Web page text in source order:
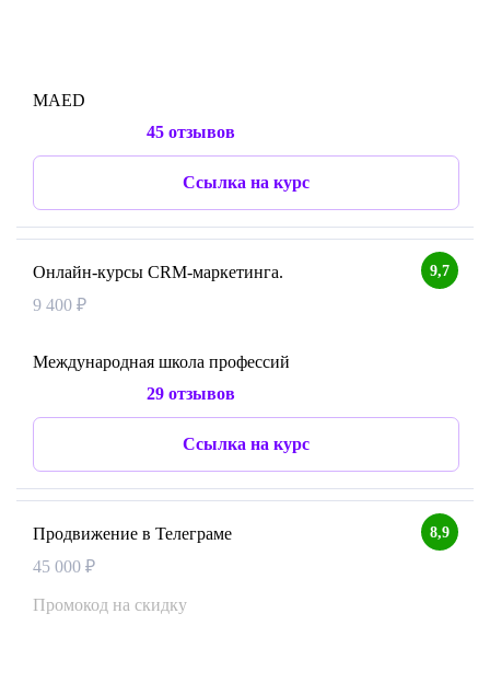
MAED
45 отзывов
Ссылка на курс
9,7
Онлайн-курсы CRM-маркетинга.
9 400 ₽
Международная школа профессий
29 отзывов
Ссылка на курс
8,9
Продвижение в Телеграме
45 000 ₽
Промокод на скидку